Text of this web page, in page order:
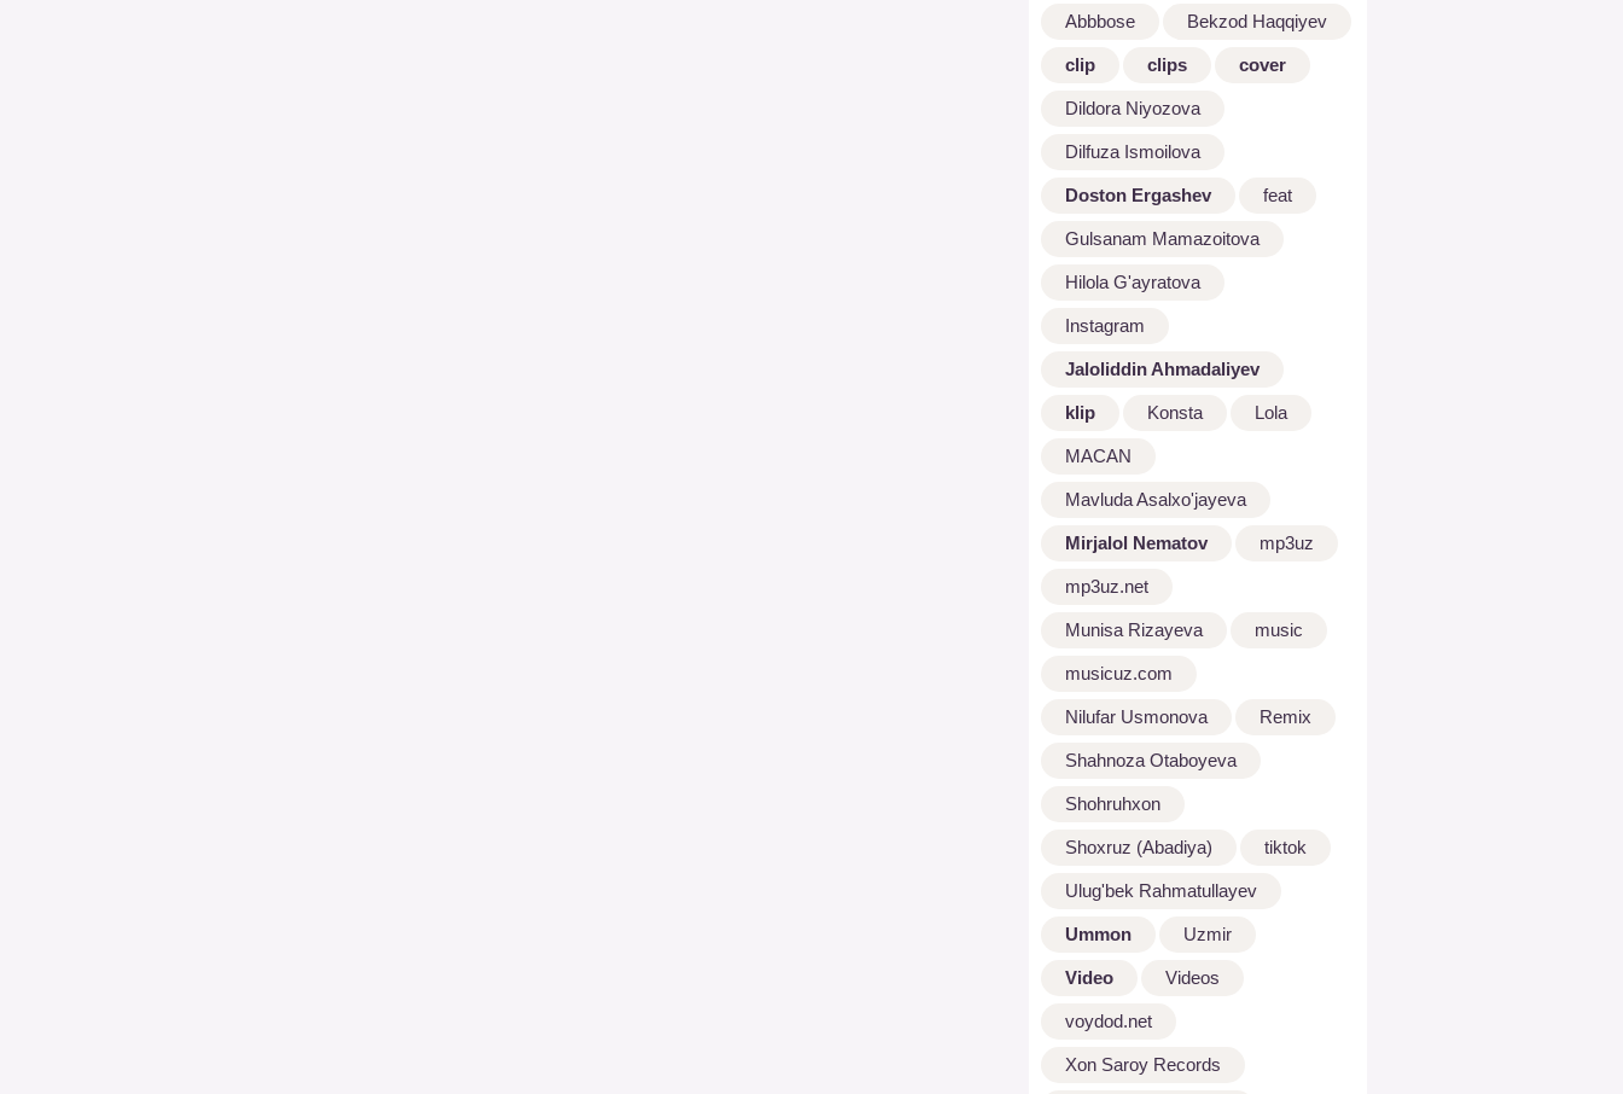
Abbbose Bekzod Haqqiyev
clip clips cover
Dildora Niyozova
Dilfuza Ismoilova
Doston Ergashev feat
Gulsanam Mamazoitova
Hilola G'ayratova
Instagram
Jaloliddin Ahmadaliyev
klip Konsta Lola
MACAN
Mavluda Asalxo'jayeva
Mirjalol Nematov mp3uz
mp3uz.net
Munisa Rizayeva music
musicuz.com
Nilufar Usmonova Remix
Shahnoza Otaboyeva
Shohruhxon
Shoxruz (Abadiya) tiktok
Ulug'bek Rahmatullayev
Ummon Uzmir
Video Videos
voydod.net
Xon Saroy Records